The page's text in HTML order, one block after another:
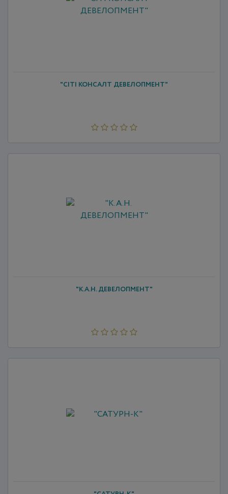
"СІТІ КОНСАЛТ ДЕВЕЛОПМЕНТ"
"К.А.Н. ДЕВЕЛОПМЕНТ"